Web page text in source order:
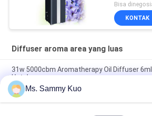
KONTAK
Diffuser aroma area yang luas
31w 5000cbm Aromatherapy Oil Diffuser
Hotel
5000cbm 6ml / H Kontrol Bau Aroma Diffuser
Hotel
Ms. Sammy Kuo